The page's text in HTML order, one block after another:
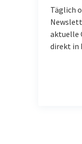
Täglich
aktuelle
direkt in